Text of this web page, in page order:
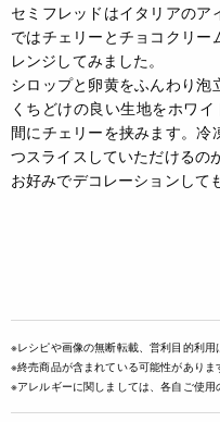
セミフレッドはイタリアのア
ではチェリーとチョコクリ
レンジしてみました。
シロップと卵黄をふんわり
くちどけの良い生地をホワ
間にチェリーを挟みます。
つスライスしていただけるの
お好みでデコレーションして
※レシピや画像の無断転載、営利目的利用
※終売商品が含まれている可能性がありま
※アレルギーに関しましては、各自ご使用